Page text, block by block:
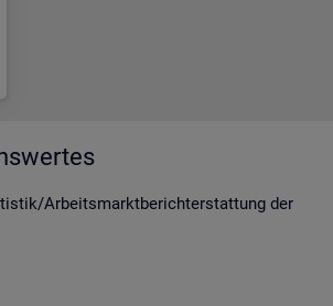
Arbeitsmarktberichterstattung der